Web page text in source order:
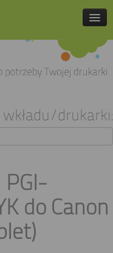
drukarki:
do Canon